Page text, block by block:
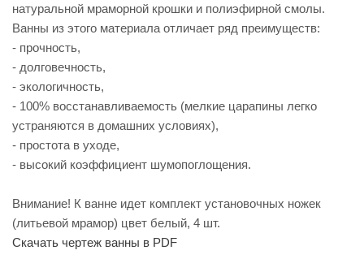
натуральной мраморной крошки и полиэфирной смолы.
Ванны из этого материала отличает ряд преимуществ:
- прочность,
- долговечность,
- экологичность,
- 100% восстанавливаемость (мелкие царапины легко
устраняются в домашних условиях),
- простота в уходе,
- высокий коэффициент шумопоглощения.
Внимание! К ванне идет комплект установочных ножек
(литьевой мрамор) цвет белый, 4 шт.
Скачать чертеж ванны в PDF